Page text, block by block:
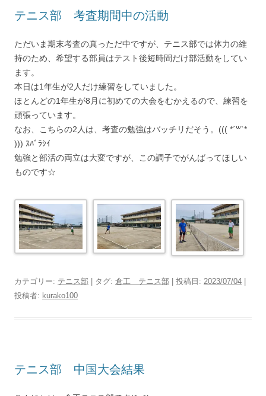
テニス部 考査期間中の活動
ただいま期末考査の真っただ中ですが、テニス部では体力の維
持のため、希望する部員はテスト後短時間だけ部活動をしてい
ます。
本日は1年生が2人だけ練習をしていました。
ほとんどの1年生が8月に初めての大会をむかえるので、練習を
頑張っています。
なお、こちらの2人は、考査の勉強はバッチリだそう。((( *´꒳`*
))) ｽﾊﾞﾗｼｲ
勉強と部活の両立は大変ですが、この調子でがんばってほしい
ものです☆
カテゴリー: テニス部 | タグ: 倉工 テニス部 | 投稿日: 2023/07/04
投稿者: kurako100
テニス部 中国大会結果